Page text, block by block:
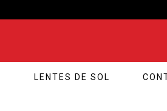
LENTES DE SOL